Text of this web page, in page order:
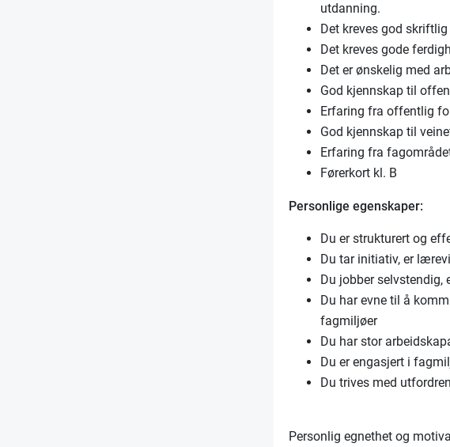
utdanning.
Det kreves god
Det kreves gode
Det er ønskelig med
God kjennskap til
Erfaring fra offentlig
God kjennskap til
Erfaring fra
Førerkort kl. B
Personlige egenskaper:
Du er strukturert og
Du tar initiativ, er
Du jobber selvstendig,
Du har evne til å
fagmiljøer
Du har stor
Du er engasjert i
Du trives med
Personlig egnethet og